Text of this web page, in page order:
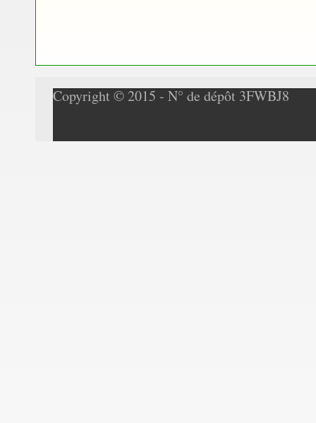
Copyright © 2015 - N° de dépôt 3FWBJ8